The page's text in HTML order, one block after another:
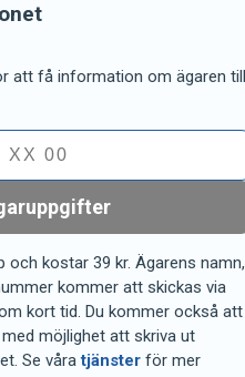
att få information om ägaren till
och kostar 39 kr. Ägarens namn,
kommer att skickas via
kort tid. Du kommer också att
möjlighet att skriva ut
Se våratjänster för mer